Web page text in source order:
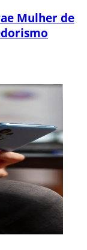
Mulher de